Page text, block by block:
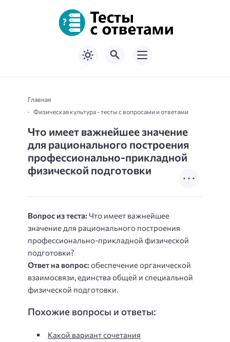
Главная
Физическая культура - тесты с вопросами и ответами
Что имеет важнейшее значение
для рационального построения
профессионально-прикладной
физической подготовки
Вопрос из теста: Что имеет важнейшее
значение для рационального построения
профессионально-прикладной физической
подготовки?
Ответ на вопрос: обеспечение органической
взаимосвязи, единства общей и специальной
физической подготовки.
Похожие вопросы и ответы:
Какой вариант сочетания